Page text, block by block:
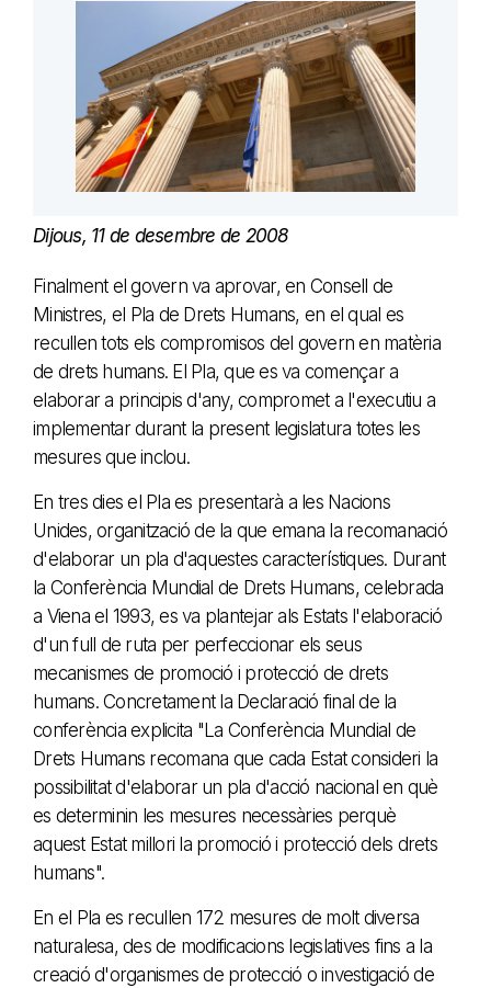
Dijous, 11 de desembre de 2008
Finalment el govern va aprovar, en Consell de
Ministres, el Pla de Drets Humans, en el qual es
recullen tots els compromisos del govern en matèria
de drets humans. El Pla, que es va començar a
elaborar a principis d'any, compromet a l'executiu a
implementar durant la present legislatura totes les
mesures que inclou.
En tres dies el Pla es presentarà a les Nacions
Unides, organització de la que emana la recomanació
d'elaborar un pla d'aquestes característiques. Durant
la Conferència Mundial de Drets Humans, celebrada
a Viena el 1993, es va plantejar als Estats l'elaboració
d'un full de ruta per perfeccionar els seus
mecanismes de promoció i protecció de drets
humans. Concretament la Declaració final de la
conferència explicita "La Conferència Mundial de
Drets Humans recomana que cada Estat consideri la
possibilitat d'elaborar un pla d'acció nacional en què
es determinin les mesures necessàries perquè
aquest Estat millori la promoció i protecció dels drets
humans".
En el Pla es recullen 172 mesures de molt diversa
naturalesa, des de modificacions legislatives fins a la
creació d'organismes de protecció o investigació de